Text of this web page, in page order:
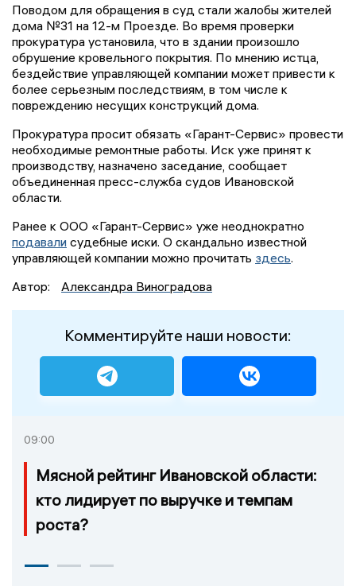
Поводом для обращения в суд стали жалобы жителей
дома №31 на 12-м Проезде. Во время проверки
прокуратура установила, что в здании произошло
обрушение кровельного покрытия. По мнению истца,
бездействие управляющей компании может привести к
более серьезным последствиям, в том числе к
повреждению несущих конструкций дома.
Прокуратура просит обязать «Гарант-Сервис» провести
необходимые ремонтные работы. Иск уже принят к
производству, назначено заседание, сообщает
объединенная пресс-служба судов Ивановской
области.
Ранее к ООО «Гарант-Сервис» уже неоднократно
подавали судебные иски. О скандально известной
управляющей компании можно прочитать здесь.
Автор:
Александра Виноградова
Комментируйте наши новости:
09:00
Мясной рейтинг Ивановской области:
кто лидирует по выручке и темпам
роста?